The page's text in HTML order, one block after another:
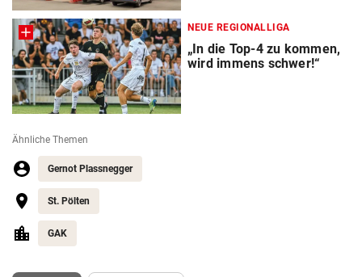
NEUE REGIONALLIGA
„In die Top-4 zu kommen,
wird immens schwer!“
Ähnliche Themen
Gernot Plassnegger
St. Pölten
GAK